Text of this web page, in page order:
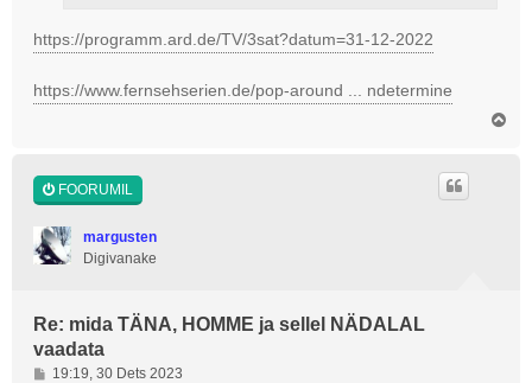
https://programm.ard.de/TV/3sat?datum=31-12-2022
https://www.fernsehserien.de/pop-around ... ndetermine
FOORUMIL
margusten
Digivanake
Re: mida TÄNA, HOMME ja sellel NÄDALAL
vaadata
P19:19, 30 Dets 2023